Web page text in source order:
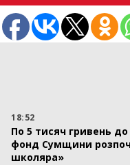
18:52
По 5 тисяч гривень
фонд Сумщини
школяра»